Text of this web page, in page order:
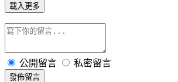
載入更多
公開留言 私密留言
發佈留言